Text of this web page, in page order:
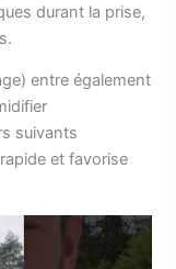
durant la prise,
entre également
suivants
et favorise